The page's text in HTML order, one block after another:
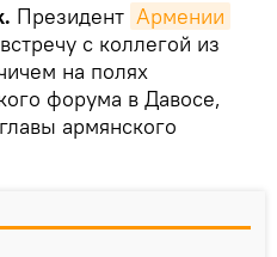
Президент Армении
с коллегой из
на полях
форума в Давосе,
армянского